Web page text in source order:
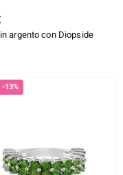
argento con Diopside
-13%